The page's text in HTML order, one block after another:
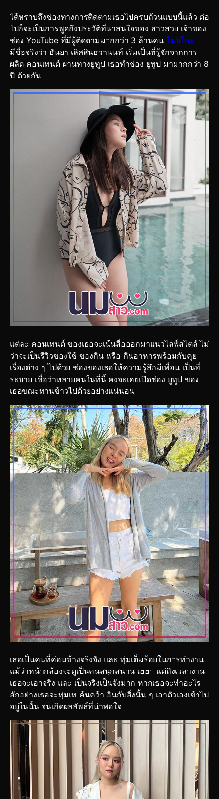
ได้ทราบถึงช่องทางการติดตามเธอไปครบถ้วนแบบนี้แล้ว ต่อ
ไปก็จะเป็นการพูดถึงประวัติที่น่าสนใจของ สาวสวย เจ้าของ
ช่อง YouTube ที่มีผู้ติดตามมากกว่า 3 ล้านคน โมจิโกะ
มีชื่อจริงว่า ธันยา เลิศสินธวานนท์ เริ่มเป็นที่รู้จักจากการ
ผลิต คอนเทนต์ ผ่านทางยูทูป เธอทำช่อง ยูทูป มามากกว่า 8
ปี ด้วยกัน
แต่ละ คอนเทนต์ ของเธอจะเน้นสื่อออกมาแนวไลฟ์สไตล์ ไม่
ว่าจะเป็นรีวิวของใช้ ของกิน หรือ กินอาหารพร้อมกับคุย
เรื่องต่าง ๆ ไปด้วย ช่องของเธอให้ความรู้สึกมีเพื่อน เป็นที่
ระบาย เชื่อว่าหลายคนในที่นี้ คงจะเคยเปิดช่อง ยูทูป ของ
เธอขณะทานข้าวไปด้วยอย่างแน่นอน
เธอเป็นคนที่ค่อนข้างจริงจัง และ ทุ่มเต็มร้อยในการทำงาน
แม้ว่าหน้ากล้องจะดูเป็นคนสนุกสนาน เฮฮา แต่ถึงเวลางาน
เธอจะเอาจริง และ เป็นจริงเป็นจังมาก หากเธอจะทำอะไร
สักอย่างเธอจะทุ่มเท ค้นคว้า อินกับสิ่งนั้น ๆ เอาตัวเองเข้าไป
อยู่ในนั้น จนเกิดผลลัพธ์ที่น่าพอใจ